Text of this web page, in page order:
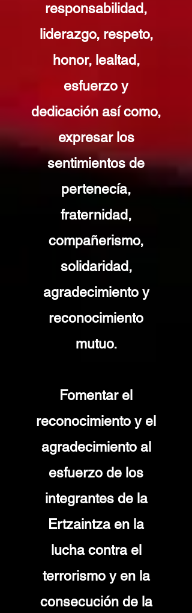
responsabilidad,
liderazgo, respeto,
honor, lealtad,
esfuerzo y
dedicación así como,
expresar los
sentimientos de
pertenecía,
fraternidad,
compañerismo,
solidaridad,
agradecimiento y
reconocimiento
mutuo.
Fomentar el
reconocimiento y el
agradecimiento al
esfuerzo de los
integrantes de la
Ertzaintza en la
lucha contra el
terrorismo y en la
consecuciónde la